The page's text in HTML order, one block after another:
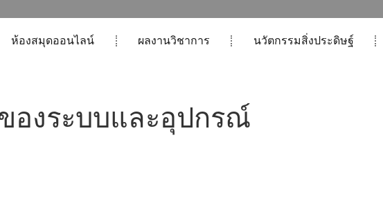
ห้องสมุดออนไลน์ ผลงานวิชาการ นวัตกรรมสิ่งประดิษฐ์
องระบบและอุปกรณ์